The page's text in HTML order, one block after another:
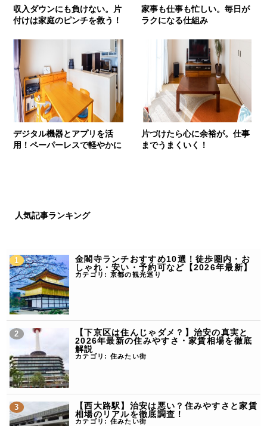
収入ダウンにも負けない。片
付けは家庭のピンチを救う！
家事も仕事も忙しい。毎日が
ラクになる仕組み
デジタル機器とアプリを活
用！ペーパーレスで軽やかに
片づけたら心に余裕が。仕事
までうまくいく！
人気記事ランキング
金閣寺ランチおすすめ10選！徒歩圏内・お
しゃれ・安い・予約可など【2026年最新】
カテゴリ: 京都の観光巡り
【下京区は住んじゃダメ？】治安の真実と
2026年最新の住みやすさ・家賃相場を徹底
解説
カテゴリ: 住みたい街
【西大路駅】治安は悪い？住みやすさと家賃
相場のリアルを徹底調査！
カテゴリ: 住みたい街